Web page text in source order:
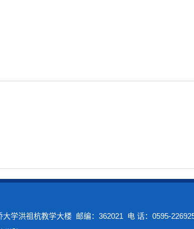
学洪祖杭教学大楼 邮编：362021 电 话：0595-